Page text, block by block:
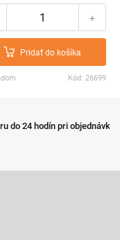
+
Pridať do košíka
Kód: 26699
pri objednávke do